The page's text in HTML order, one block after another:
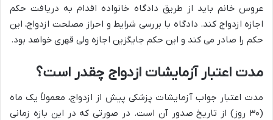
عروس خانم باید از طریق دادگاه خانواده اقدام به دریافت حکم
اجازه ازدواج کند. دادگاه با بررسی شرایط و احراز مصلحت ازدواج، این
حکم را صادر می کند و این حکم جایگزین اجازه ولی قهری خواهد بود.
مدت اعتبار آزمایشات ازدواج چقدر است؟
مدت اعتبار جواب آزمایشات پزشکی پیش از ازدواج، معمولاً یک ماه
(۳۰ روز) از تاریخ صدور آن است. در صورتی که در این بازه زمانی